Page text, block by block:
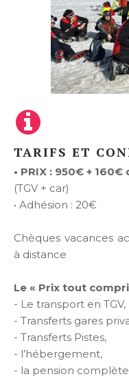
TARIFS ET
• PRIX : 950€ +
(TGV + car)
• Adhésion : 20€
Chèques vacances
à distance
Le « Prix tout
- Le transport en TGV,
- Transferts gares
- Transferts Pistes,
- l’hébergement,
- la pension